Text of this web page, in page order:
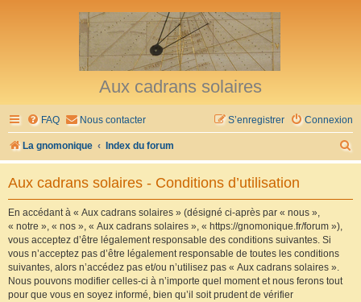
Aux cadrans solaires
FAQ Nous contacter Connexion
S’enregistrer
La gnomonique Index du forum
e
Aux cadrans solaires - Conditions d’utilisation
En accédant à « Aux cadrans solaires » (désigné ci-après par « nous »,
« notre », « nos », « Aux cadrans solaires », « https://gnomonique.fr/forum »),
vous acceptez d’être légalement responsable des conditions suivantes. Si
vous n’acceptez pas d’être légalement responsable de toutes les conditions
suivantes, alors n’accédez pas et/ou n’utilisez pas « Aux cadrans solaires ».
Nous pouvons modifier celles-ci à n’importe quel moment et nous ferons tout
pour que vous en soyez informé, bien qu’il soit prudent de vérifier